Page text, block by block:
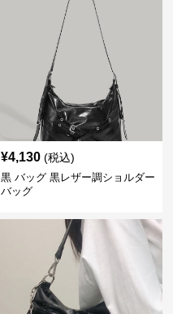
¥4,130 (税込)
黒 バッグ 黒レザー調ショルダー
バッグ